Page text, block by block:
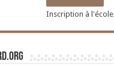
Inscription à l'école